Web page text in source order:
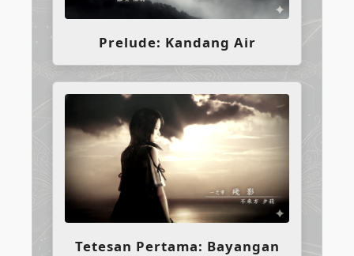
Prelude: Kandang Air
Tetesan Pertama: Bayangan